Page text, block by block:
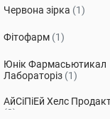
Червона зірка (1)
Фітофарм (1)
Юнік Фармасьютикал
Лабораторіз (1)
АйСіПіЕй Хелс
(3)